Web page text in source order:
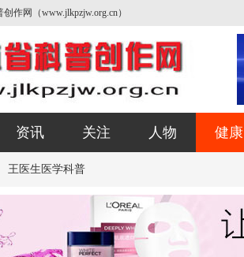
作网（www.jlkpzjw.org.cn）
资讯 关注 人物 健康
王医生医学科普